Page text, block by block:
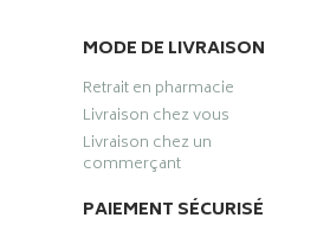
MODE DE LIVRAISON
Retrait en pharmacie
Livraison chez vous
Livraison chez un
commerçant
PAIEMENT SÉCURISÉ